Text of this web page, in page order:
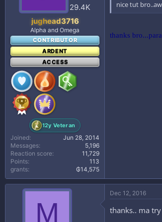
Good for:
- Facebook
- Wikipedia
- Wikihow
- Wattpad
- Ask.com
- Dictionary.com
Please provide feedback if possible. Hope you enjoy
Thanks.
- jughead3716
(nasa loob ng description ng hpi ang ibig sabihin ng
Log in or register to view links
29.4K
jughead3716
Alpha and Omega
CONTRIBUTOR
ARDENT
ACCESS
12y Veteran
Joined
Jun 28, 2014
Messages
5,196
Reaction score
11,729
Points
113
grants
₲14,575
nice tut
thanks
M
Dec 12, 2016
thanks.. ma